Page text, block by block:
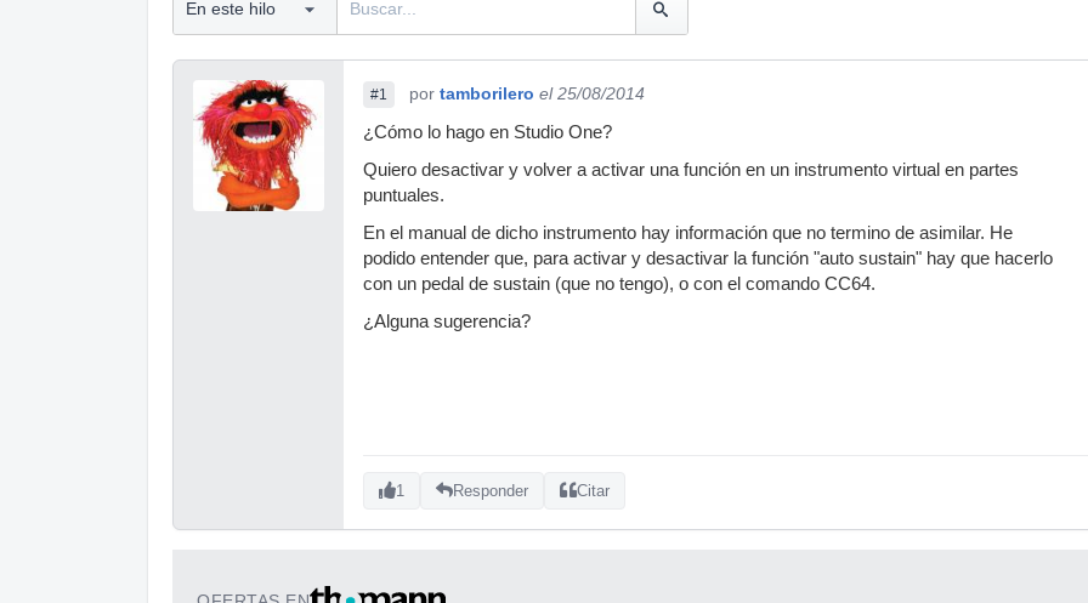
#1 por tamborilero el 25/08/2014
¿Cómo lo hago en Studio One?
Quiero desactivar y volver a activar una función en un instrumento virtual en partes
puntuales.
En el manual de dicho instrumento hay información que no termino de asimilar. He
podido entender que, para activar y desactivar la función "auto sustain" hay que hacerlo
con un pedal de sustain (que no tengo), o con el comando CC64.
¿Alguna sugerencia?
1 Responder Citar